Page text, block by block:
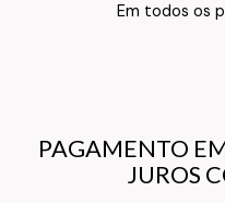
Em todos os
Texto do Verso
PAGAMENTO
JUROS
PAGAMENTO
JUROS